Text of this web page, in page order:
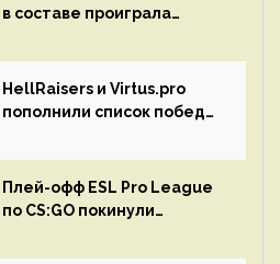
в составе проиграла
Circuit 2023
HellRaisers и Virtus.pro
пополнили список побед
Плей-офф ESL Pro League
по CS:GO покинули